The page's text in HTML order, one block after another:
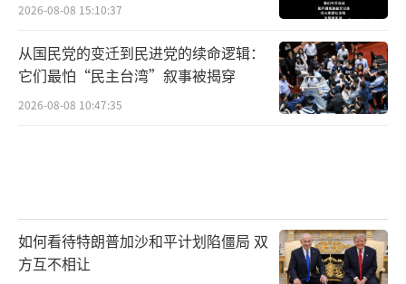
2026-08-08 15:10:37
从国民党的变迁到民进党的续命逻辑：
它们最怕“民主台湾”叙事被揭穿
2026-08-08 10:47:35
如何看待特朗普加沙和平计划陷僵局 双
方互不相让